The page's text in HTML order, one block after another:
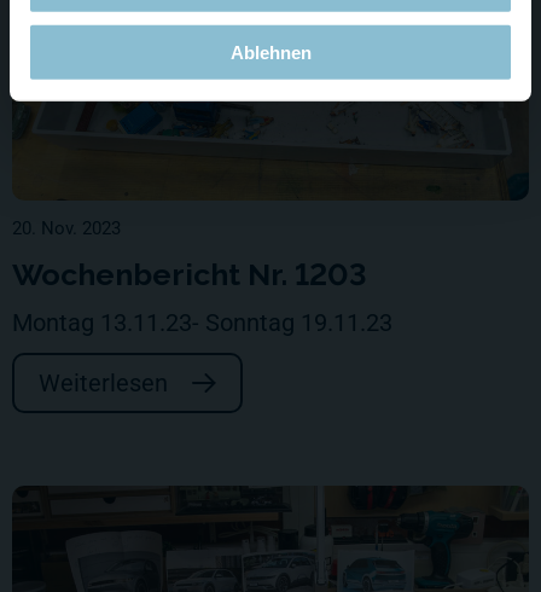
Ablehnen
20. Nov. 2023
Wochenbericht Nr. 1203
Montag 13.11.23- Sonntag 19.11.23
Weiterlesen